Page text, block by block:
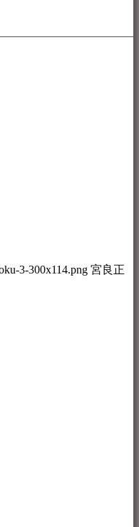
3-300x114.png 宮良正